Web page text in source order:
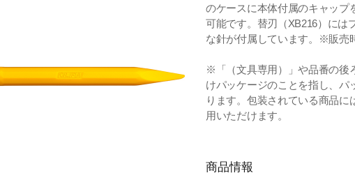
のケースに本体付属のキャップ
可能です。替刃（XB216）には
な針が付属しています。※販売
※「（文具専用）」や品番の後
けパッケージのことを指し、パ
ります。包装されている商品
用いただけます。
商品情報